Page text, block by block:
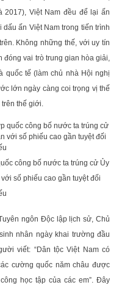
2017), Việt Nam đều để lại ấn
ấn Việt Nam trong tiến trình
Không những thế, với uy tín
đóng vai trò trung gian hòa giải,
quốc tế (làm chủ nhà Hội nghị
lớn ngày càng coi trọng vị thế
thế giới.
công bố nước ta trúng cử Ủy
số phiếu cao gần tuyệt đối
ngôn Độc lập lịch sử, Chủ
nhân ngày khai trường đầu
viết: “Dân tộc Việt Nam có
cường quốc năm châu được
học tập của các em”. Đây